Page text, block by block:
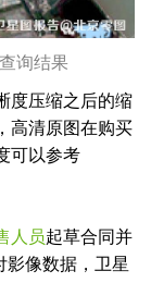
询结果
度压缩之后的缩
高清原图在购买
可以参考
人员起草合同并
影像数据，卫星